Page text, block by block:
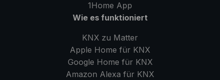
1Home App
Wie es funktioniert
KNX zu Matter
Apple Home für KNX
Google Home für KNX
Amazon Alexa für KNX